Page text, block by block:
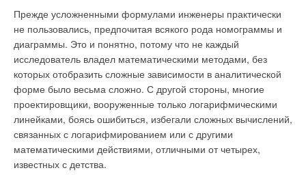
Прежде усложненными формулами инженеры практически
не пользовались, предпочитая всякого рода номограммы и
диаграммы. Это и понятно, потому что не каждый
исследователь владел математическими методами, без
которых отобразить сложные зависимости в аналитической
форме было весьма сложно. С другой стороны, многие
проектировщики, вооруженные только логарифмическими
линейками, боясь ошибиться, избегали сложных вычислений,
связанных с логарифмированием или с другими
математическими действиями, отличными от четырех,
известных с детства.
трубы, удалить из системы воздух и прочее, — поясняет
Александр Петроченков. — Облегчает это и процедуру
выписки счетов за теплоснабжение.
Кроме того, на основании собранных данных мы
периодически готовим отчеты для правления ТСЖ,
рекомендации по оптимизации теплопотребления».Как
показала практика, эти рекомендации выливаются в весьма
существенную экономию, что выгодно и жильцам, и
управляющей компании. «В качестве эксперимента мы
предложили жильцам обслуживаемого дома установить
квартирные теплосчетчики, — рассказывает Александр